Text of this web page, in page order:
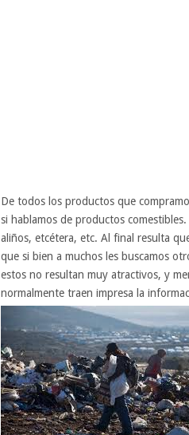
De todos los productos que
si hablamos de productos
aliños, etcétera, etc. Al final resulta
que si bien a muchos les buscamos
estos no resultan muy atractivos, y
normalmente traen impresa la